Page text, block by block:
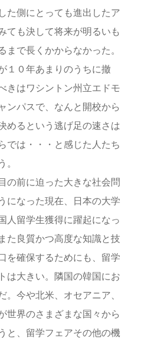
た側にとっても進出したア
ても決して将来が明るいも
まで長くかからなかった。
１０年あまりのうちに撤
きはワシントン州立エドモ
ンパスで、なんと開校から
めるという逃げ足の速さは
では・・・と感じた人たち
。
の前に迫った大きな社会問
になった現在、日本の大学
人留学生獲得に躍起になっ
た良質かつ高度な知識と技
を確保するためにも、留学
は大きい。隣国の韓国にお
。今や北米、オセアニア、
世界のさまざまな国々から
と、留学フェアその他の機